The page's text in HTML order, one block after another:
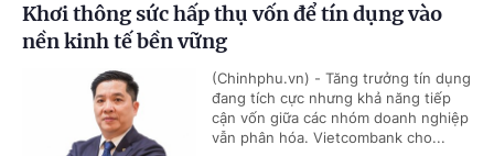
Khơi thông sức hấp thụ vốn để tín dụng vào
nền kinh tế bền vững
(Chinhphu.vn) - Tăng trưởng tín dụng
đang tích cực nhưng khả năng tiếp
cận vốn giữa các nhóm doanh nghiệp
vẫn phân hóa. Vietcombank cho...